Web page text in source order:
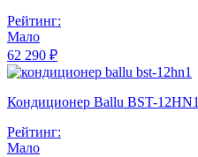
Рейтинг:
Мало
62 290 ₽
Кондиционер Ballu BST-12HN1
Рейтинг:
Мало